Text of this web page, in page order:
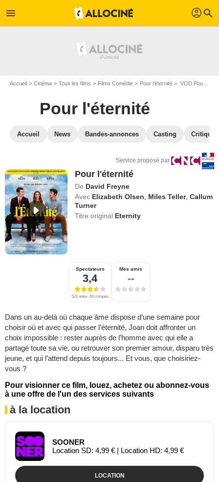
menu profil search
Accueil Cinéma Tous les films Films Comédie Pour l'éternité VOD Pour l'éternité
Pour l'éternité
Accueil News Bandes-annonces Casting
Service proposé par
Pour l'éternité
De David Freyne
Avec Elizabeth Olsen Miles Teller,Callum
Turner
Titre original Eternity
Spectateurs
3,4
521 notes, 43 critiques
Mes amis
--
Dans un au-delà où chaque âme dispose d’une semaine pour
choisir où et avec qui passer l’éternité, Joan doit affronter un
choix impossible : rester auprès de l’homme avec qui elle a
partagé toute sa vie, ou retrouver son premier amour, disparu très
jeune, et qui l’attend depuis toujours... Et vous, que choisiriez-
vous ?
Pour visionner ce film, louez, achetez ou abonnez-vous
à une offre de l'un des services suivants
à la location
SOONER
Location SD: 4,99 € | Location HD: 4,99 €
LOCATION